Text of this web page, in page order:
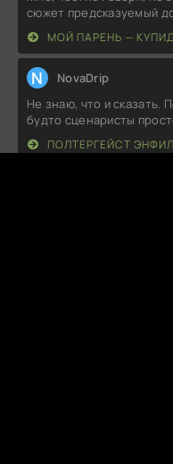
сюжет предсказуемый
МОЙ ПАРЕНЬ —
N NovaDrip
Не знаю, что и сказать.
будто сценаристы
ПОЛТЕРГЕЙСТ